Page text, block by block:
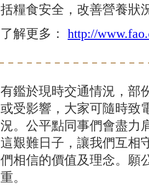
括糧食安全，改善營養狀
了解更多： http://
有鑑於現時交通情況，部
或受影響，大家可隨時致
況。公平點同事們會盡力
這艱難日子，讓我們互相
們相信的價值及理念。願
重。